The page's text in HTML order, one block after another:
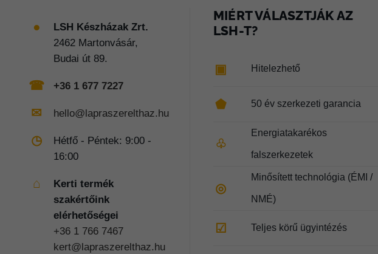
●
LSH Készházak Zrt.
2462 Martonvásár,
Budai út 89.
☎ +36 1 677 7227
✉ hello@lapraszerelthaz.hu
◷
Hétfő - Péntek: 9:00 -
16:00
⌂
Kerti termék
szakértőink
elérhetőségei
+36 1 766 7467
kert@lapraszerelthaz.hu
MIÉRT VÁLASZTJÁK AZ
LSH-T?
▣ Hitelezhető
⬟ 50 év szerkezeti garancia
♧
Energiatakarékos
falszerkezetek
◎
Minősített technológia (ÉMI /
NMÉ)
☑ Teljes körű ügyintézés